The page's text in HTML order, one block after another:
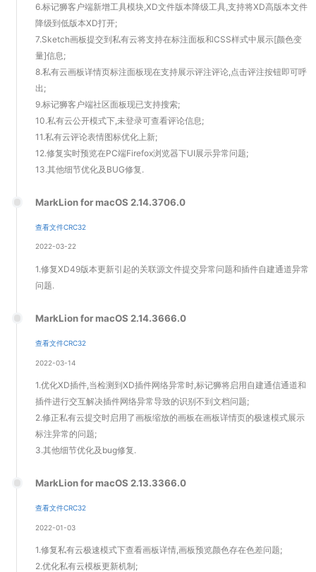
6.标记狮客户端新增工具模块,XD文件版本降级工具,支持将XD高版本文件
降级到低版本XD打开;
7.Sketch画板提交到私有云将支持在标注面板和CSS样式中展示[颜色变
量]信息;
8.私有云画板详情页标注面板现在支持展示评注评论,点击评注按钮即可呼
出;
9.标记狮客户端社区面板现已支持搜索;
10.私有云公开模式下,未登录可查看评论信息;
11.私有云评论表情图标优化上新;
12.修复实时预览在PC端Firefox浏览器下UI展示异常问题;
13.其他细节优化及BUG修复.
2022-03-22
查看文件CRC32
MarkLion for macOS 2.14.3706.0
1.修复XD49版本更新引起的关联源文件提交异常问题和插件自建通道异常
问题.
2022-03-14
查看文件CRC32
MarkLion for macOS 2.14.3666.0
1.优化XD插件,当检测到XD插件网络异常时,标记狮将启用自建通信通道和
插件进行交互解决插件网络异常导致的识别不到文档问题;
2.修正私有云提交时启用了画板缩放的画板在画板详情页的极速模式展示
标注异常的问题;
3.其他细节优化及bug修复.
2022-01-03
查看文件CRC32
MarkLion for macOS 2.13.3366.0
1.修复私有云极速模式下查看画板详情,画板预览颜色存在色差问题;
2.优化私有云模板更新机制;